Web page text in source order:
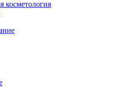
косметология